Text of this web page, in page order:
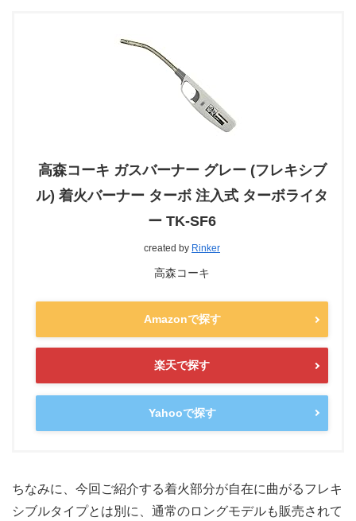
高森コーキ ガスバーナー グレー (フレキシブ
ル) 着火バーナー ターボ 注入式 ターボライタ
ー TK-SF6
created by Rinker
高森コーキ
Amazonで探す
楽天で探す
Yahooで探す
ちなみに、今回ご紹介する着火部分が自在に曲がるフレキ
シブルタイプとは別に、通常のロングモデルも販売されて